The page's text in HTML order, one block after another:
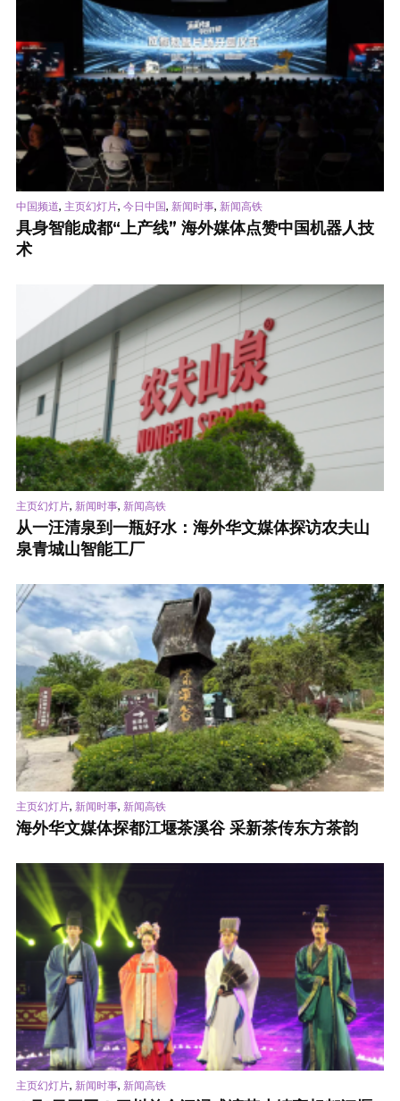
中国频道, 主页幻灯片, 今日中国, 新闻时事, 新闻高铁
具身智能成都“上产线” 海外媒体点赞中国机器人技
术
主页幻灯片, 新闻时事, 新闻高铁
从一汪清泉到一瓶好水：海外华文媒体探访农夫山
泉青城山智能工厂
主页幻灯片, 新闻时事, 新闻高铁
海外华文媒体探都江堰茶溪谷 采新茶传东方茶韵
主页幻灯片, 新闻时事, 新闻高铁